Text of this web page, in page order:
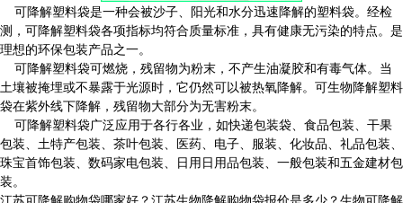
可降解塑料袋是一种会被沙子、阳光和水分迅速降解的塑料袋。经检
测，可降解塑料袋各项指标均符合质量标准，具有健康无污染的特点。是
理想的环保包装产品之一。
可降解塑料袋可燃烧，残留物为粉末，不产生油凝胶和有毒气体。当
土壤被掩埋或不暴露于光源时，它仍然可以被热氧降解。可生物降解塑料
袋在紫外线下降解，残留物大部分为无害粉末。
可降解塑料袋广泛应用于各行各业，如快递包装袋、食品包装、干果
包装、土特产包装、茶叶包装、医药、电子、服装、化妆品、礼品包装、
珠宝首饰包装、数码家电包装、日用日用品包装、一般包装和五金建材包
装。
江苏可降解购物袋哪家好？江苏生物降解购物袋报价是多少？生物可降解